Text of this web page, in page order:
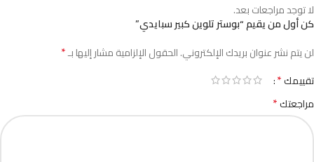
لا توجد مراجعات بعد.
كن أول من يقيم “بوستر تلوين كبير سبايدي”
لن يتم نشر عنوان بريدك الإلكتروني.الحقول الإلزامية مشار إليها بـ*
تقييمك*
مراجعتك*